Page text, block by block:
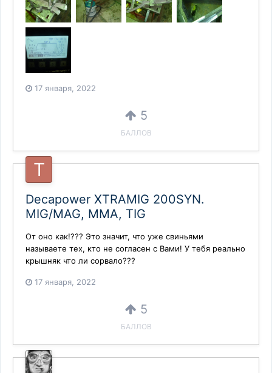
17 января, 2022
5
БАЛЛОВ
Decapower XTRAMIG 200SYN.
MIG/MAG, MMA, TIG
От оно как!??? Это значит, что уже свиньями
называете тех, кто не согласен с Вами! У тебя реально
крышняк что ли сорвало???
17 января, 2022
5
БАЛЛОВ